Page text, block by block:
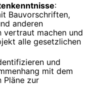
:
Bauvorschriften,
anderen
vertraut machen und
alle gesetzlichen
und
mit dem
Pläne zur